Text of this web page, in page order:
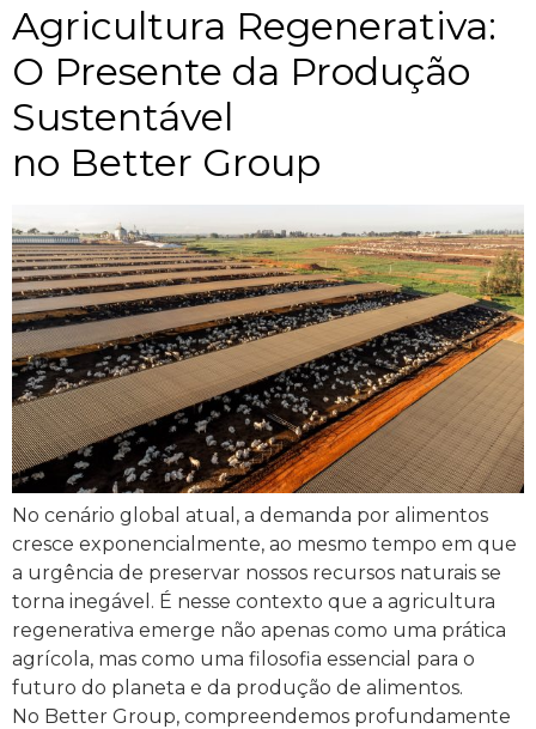
Agricultura Regenerativa:
O Presente da Produção
Sustentável
no Better Group
No cenário global atual, a demanda por alimentos
cresce exponencialmente, ao mesmo tempo em que
a urgência de preservar nossos recursos naturais se
torna inegável. É nesse contexto que a agricultura
regenerativa emerge não apenas como uma prática
agrícola, mas como uma filosofia essencial para o
futuro do planeta e da produção de alimentos.
No Better Group, compreendemos profundamente